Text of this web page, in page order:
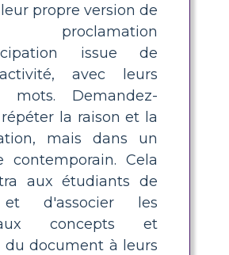
propre version de
issue de
avec leurs
mots. Demandez-
la raison et la
mais dans un
contemporain. Cela
aux étudiants de
d'associer les
concepts et
du document à leurs